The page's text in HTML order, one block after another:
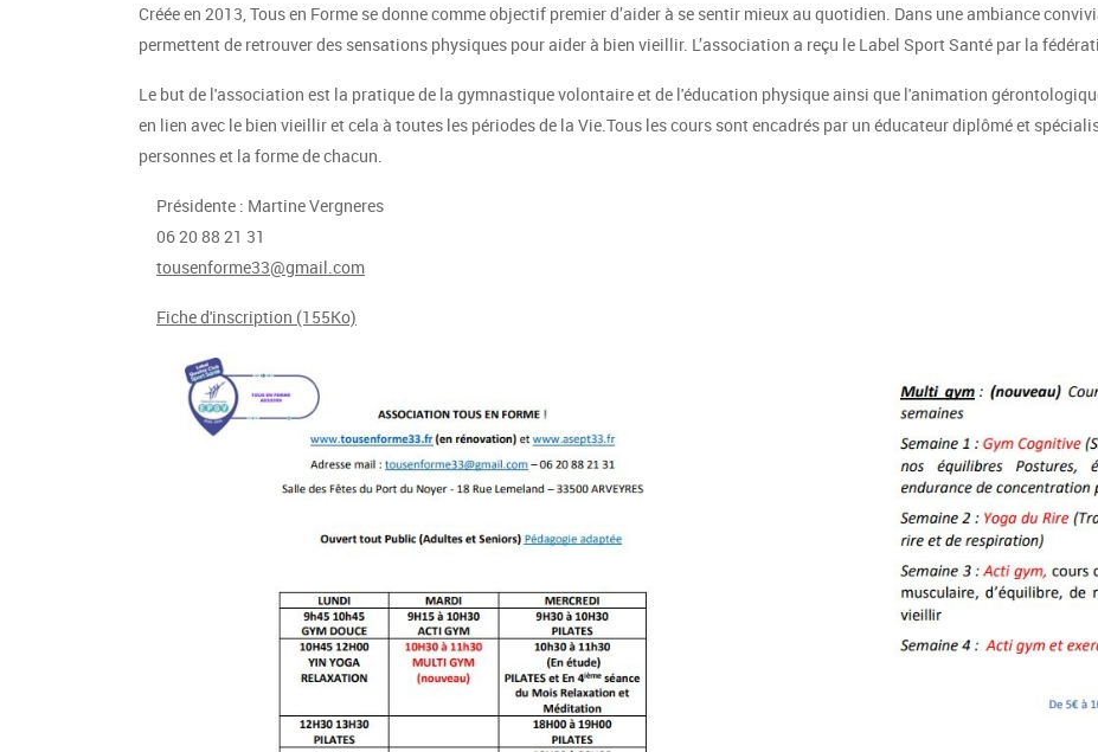
Créée en 2013, Tous en Forme se donne comme objectif premier d’aider à se sentir mieux au quotidien. Dans une ambiance
permettent de retrouver des sensations physiques pour aider à bien vieillir. L’association a reçu le Label Sport Santé par la
Le but de l'association est la pratique de la gymnastique volontaire et de l'éducation physique ainsi que l'animation
en lien avec le bien vieillir et cela à toutes les périodes de la Vie.Tous les cours sont encadrés par un éducateur diplômé et
personnes et la forme de chacun.
Présidente : Martine Vergneres
06 20 88 21 31
tousenforme33@gmail.com
Fiche d'inscription (155Ko)